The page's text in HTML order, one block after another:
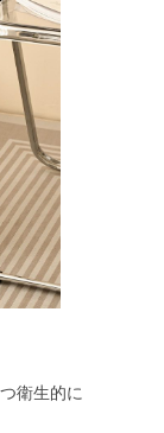
衛生的に